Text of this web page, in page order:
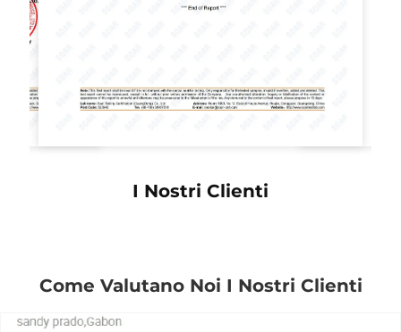
I Nostri Clienti
Come Valutano Noi I Nostri Clienti